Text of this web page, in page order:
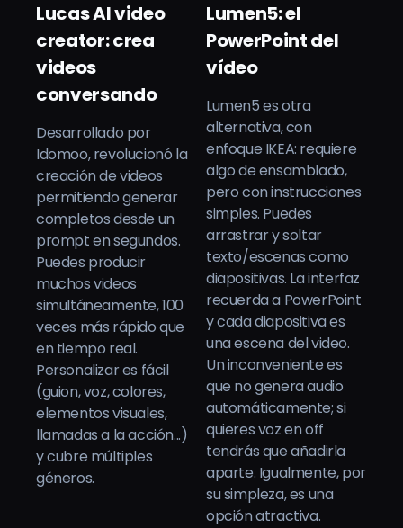
Lucas AI video
creator: crea
videos
conversando
Desarrollado por
Idomoo, revolucionó la
creación de videos
permitiendo generar
completos desde un
prompt en segundos.
Puedes producir
muchos videos
simultáneamente, 100
veces más rápido que
en tiempo real.
Personalizar es fácil
(guion, voz, colores,
elementos visuales,
llamadas a la acción...)
y cubre múltiples
géneros.
Lumen5: el
PowerPoint del
vídeo
Lumen5 es otra
alternativa, con
enfoque IKEA: requiere
algo de ensamblado,
pero con instrucciones
simples. Puedes
arrastrar y soltar
texto/escenas como
diapositivas. La interfaz
recuerda a PowerPoint
y cada diapositiva es
una escena del video.
Un inconveniente es
que no genera audio
automáticamente; si
quieres voz en off
tendrás que añadirla
aparte. Igualmente, por
su simpleza, es una
opción atractiva.